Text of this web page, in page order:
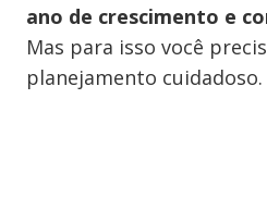
ano de crescimento e
Mas para isso você
planejamento cuidadoso.